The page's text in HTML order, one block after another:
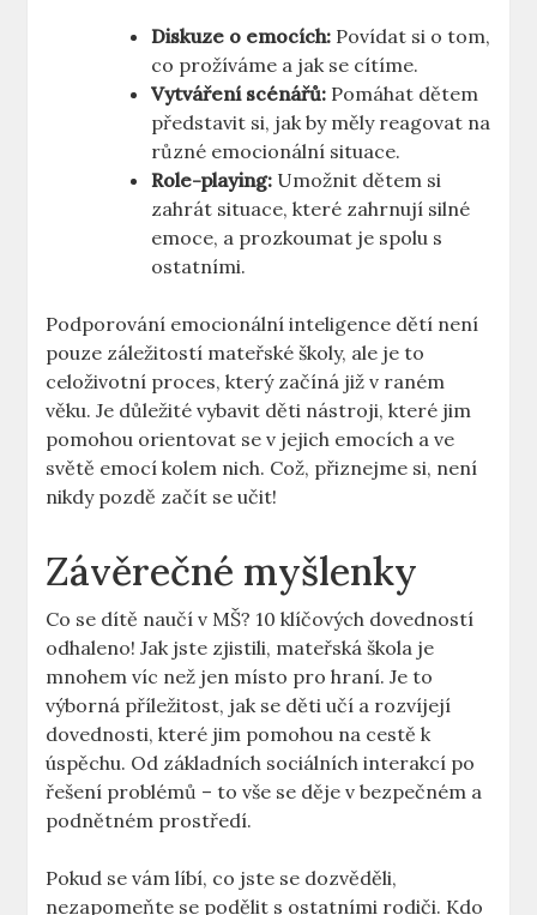
Diskuze‌ o emocích: Povídat si o ‍tom,
co prožíváme a jak se cítíme.
Vytváření scénářů: Pomáhat dětem
představit​ si,⁢ jak by měly reagovat na
různé emocionální situace.
Role-playing: ‍Umožnit dětem si
zahrát situace, které zahrnují silné
emoce, a prozkoumat je spolu s
ostatními.
Podporování emocionální inteligence dětí není
pouze záležitostí mateřské školy, ⁤ale‌ je to
celoživotní proces,⁢ který začíná⁤ již v raném
věku.‌ Je důležité vybavit děti nástroji,​ které jim
pomohou orientovat ⁣se v jejich emocích a ve
světě emocí kolem nich. Což, přiznejme si, není​
nikdy pozdě začít se učit!
Závěrečné myšlenky
Co ⁣se dítě naučí v⁤ MŠ? ‌10 klíčových‌ dovedností
odhaleno! Jak jste zjistili, mateřská škola je
mnohem víc než jen místo pro hraní. ‍Je to
⁣výborná příležitost, jak se⁢ děti učí a rozvíjejí
⁣dovednosti, které jim pomohou na cestě k
úspěchu. Od základních sociálních​ interakcí po
řešení ⁣problémů –⁤ to ⁣vše se děje ⁣v bezpečném a
podnětném prostředí.
Pokud se​ vám ⁤líbí, co jste se dozvěděli,
nezapomeňte⁣ se podělit s ostatními rodiči. Kdo